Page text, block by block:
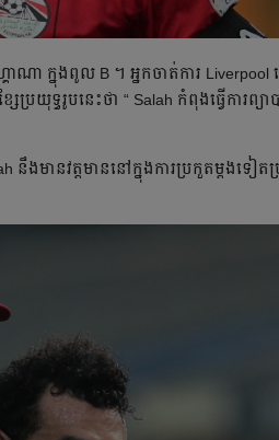
ណា ក្នុងពូល B ។ អ្នកចាត់ការ
យុទ្ធរូបនេះថា “ Salah កំពុងធ្វើការព្យ
ងមានវត្តមាននៅក្នុងការប្រកួតម្តងទៀ